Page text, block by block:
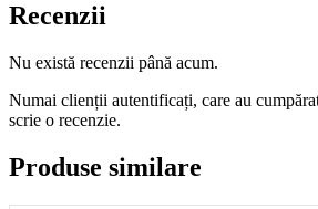
Recenzii
Nu există recenzii până acum.
Numai clienții autentificați, care au
scrie o recenzie.
Produse similare